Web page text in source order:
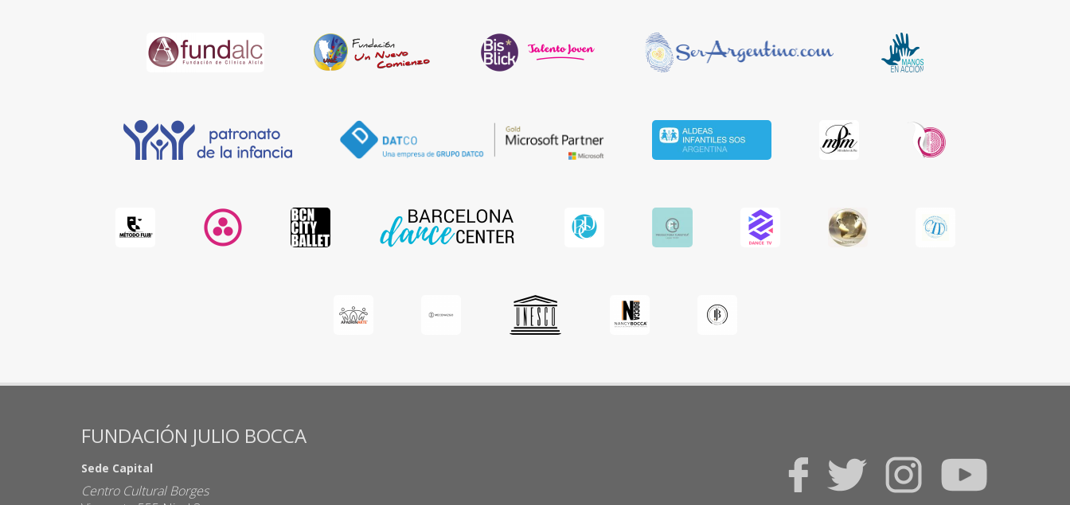
FUNDACIÓN JULIO BOCCA
Sede Capital
Centro Cultural Borges